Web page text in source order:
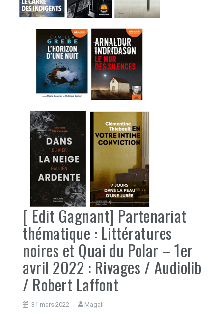
[ Edit Gagnant] Partenariat
thématique : Littératures
noires et Quai du Polar – 1er
avril 2022 : Rivages / Audiolib
/ Robert Laffont
31 mars 2022 Magali